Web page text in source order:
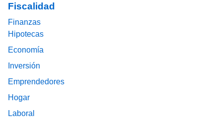
Fiscalidad
Finanzas
Hipotecas
Economía
Inversión
Emprendedores
Hogar
Laboral